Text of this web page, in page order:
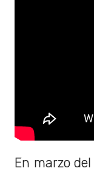
En marzo